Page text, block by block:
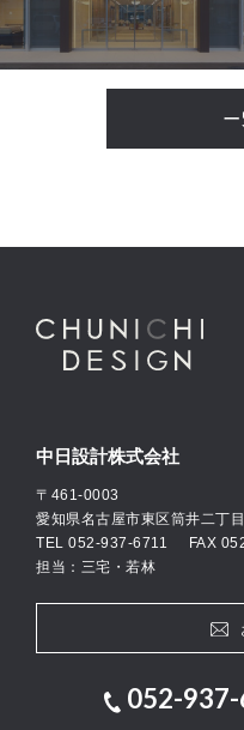
一
中日設計株式会社
〒461-0003
愛知県名古屋市東区筒井二丁
TEL 052-937-6711 FAX
担当：三宅・若林
052-